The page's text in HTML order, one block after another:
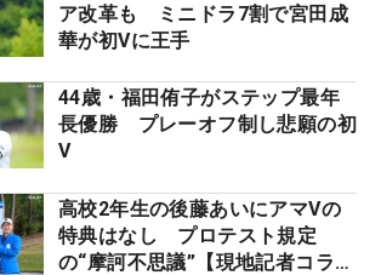
ア改革も ミニドラ7割で宮田成
華が初Vに王手
44歳・福田侑子がステップ最年
長優勝 プレーオフ制し悲願の初
V
高校2年生の後藤あいにアマVの
特典はなし プロテスト規定
の“摩訶不思議”【現地記者コラ